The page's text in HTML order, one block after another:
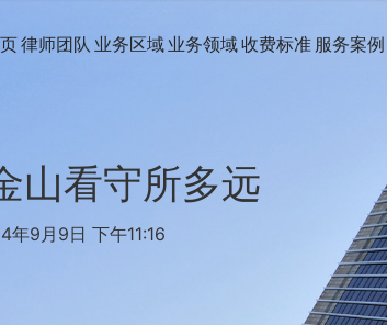
律师团队 业务区域 业务领域收费标准 服务案例
山看守所多远
年9月9日 下午11:16